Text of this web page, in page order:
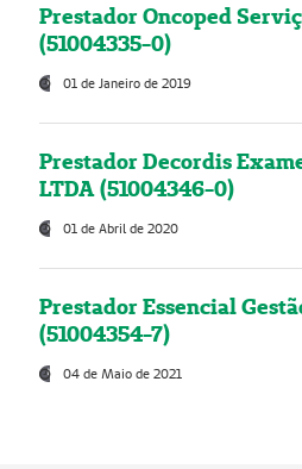
Prestador Oncoped
(51004335-0)
01 de Janeiro de 2019
Prestador Decordis
LTDA (51004346-0)
01 de Abril de 2020
Prestador Essencial
(51004354-7)
04 de Maio de 2021